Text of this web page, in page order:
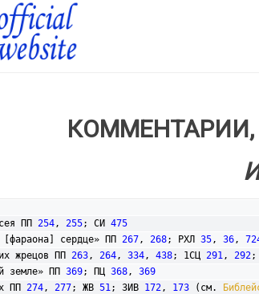
ПП 254, 255; СИ 475
сердце» ПП 267, 268; РХЛ 35, 36,
жрецов ПП 263, 264, 334, 438; 1СЦ 291, 292;
ПП 369; ПЦ 368, 369
ПП 274, 277; ЖВ 51; 3ИВ 172, 173 (см.